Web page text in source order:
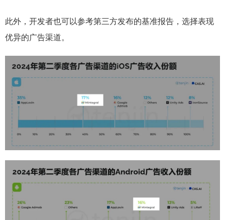
此外，开发者也可以参考第三方发布的基准报告，选择表现
优异的广告渠道。